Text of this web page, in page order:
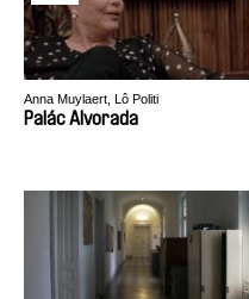
Anna Muylaert, Lô Politi
Palác Alvorada